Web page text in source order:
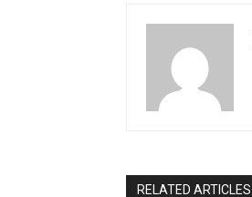
RELATED ARTICLES